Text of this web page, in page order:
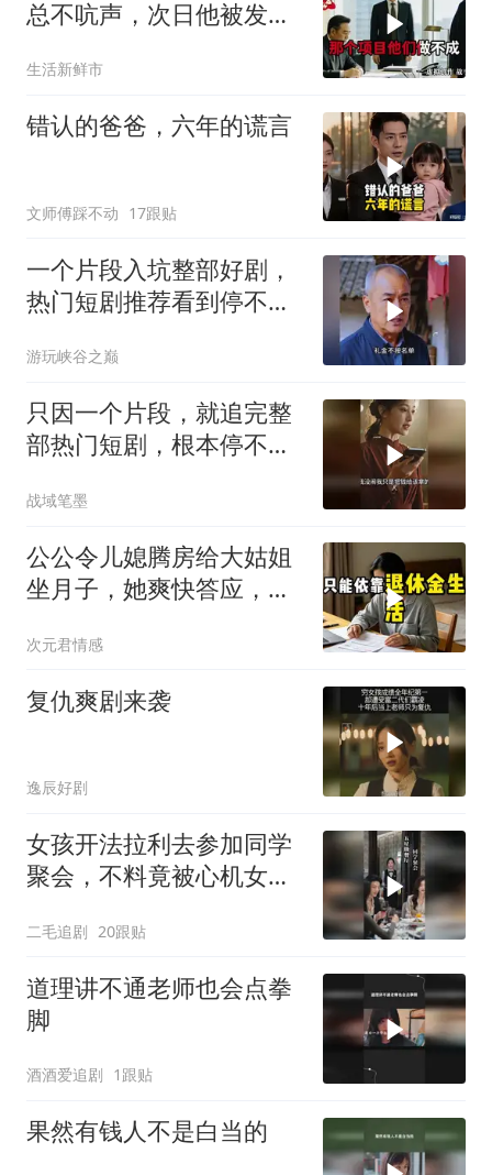
总不吭声，次日他被发配
生活新鲜市
错认的爸爸，六年的谎言
文师傅踩不动 17跟贴
一个片段入坑整部好剧，
热门短剧推荐看到停不下
游玩峡谷之巅
只因一个片段，就追完整
部热门短剧，根本停不下
战域笔墨
公公令儿媳腾房给大姑姐
坐月子，她爽快答应，出
单
次元君情感
复仇爽剧来袭
逸辰好剧
女孩开法拉利去参加同学
聚会，不料竟被心机女冒
二毛追剧 20跟贴
道理讲不通老师也会点拳
脚
酒酒爱追剧 1跟贴
果然有钱人不是白当的